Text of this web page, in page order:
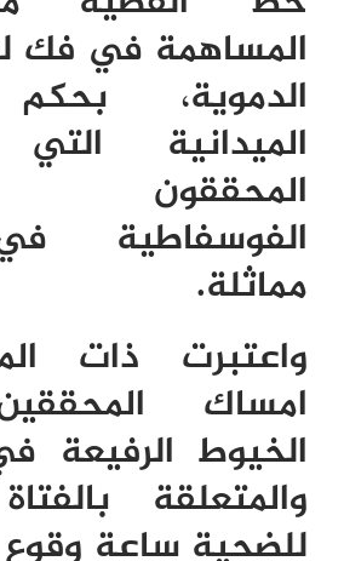
المساهمة في فك
الدموية،
الميدانية
المحققون
الفوسفاطية
مماثلة.
واعتبرت ذات
امساك
الخيوط الرفيعة
والمتعلقة
للضحية ساعة وقوع